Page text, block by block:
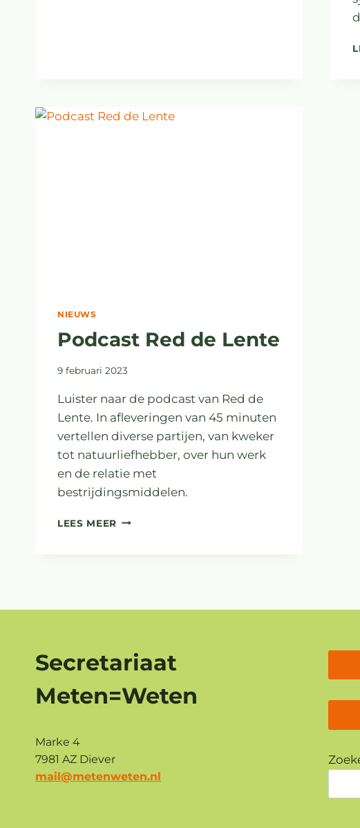
NIEUWS
Podcast Red de Lente
9 februari 2023
Luister naar de podcast van Red de
Lente. In afleveringen van 45 minuten
vertellen diverse partijen, van kweker
tot natuurliefhebber, over hun werk
en de relatie met
bestrijdingsmiddelen.
LEES MEER PODCAST
Secretariaat
Meten=Weten
Marke 4
7981 AZ Diever
mail@metenweten.nl